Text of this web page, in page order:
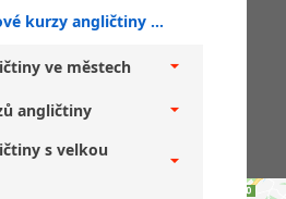
Skupinové kurzy angličtiny pro veřejnost Pardubice + středně pokročilí
ve městech
angličtiny
s velkou